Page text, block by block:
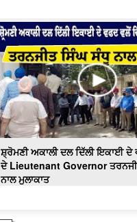
ਸ਼੍ਰੋਮਣੀ ਅਕਾਲੀ ਦਲ ਦਿੱਲੀ ਇਕਾਈ ਦੇ
ਦੇ Lieutenant Governor
ਨਾਲ ਮੁਲਾਕਾਤ